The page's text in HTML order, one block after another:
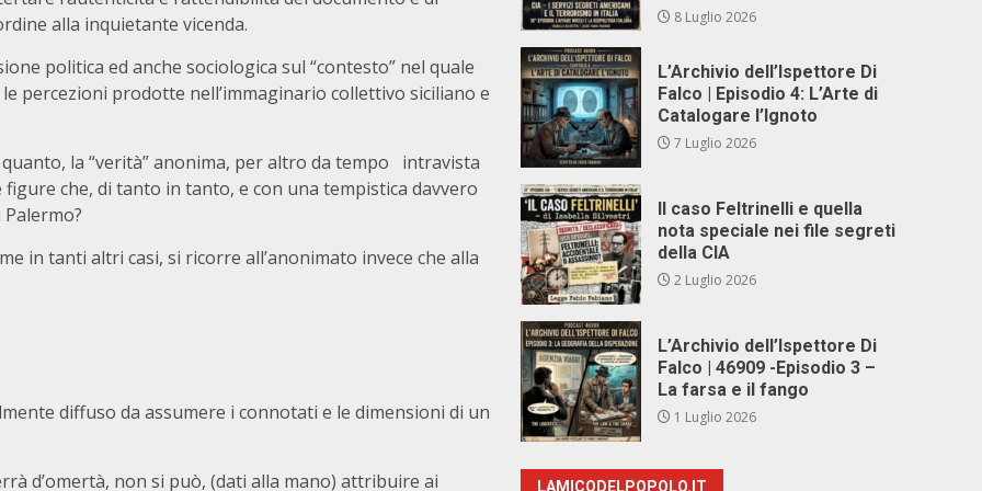
alla inquietante vicenda.
politica ed anche sociologica sul “contesto” nel quale
percezioni prodotte nell’immaginario collettivo siciliano e
la “verità” anonima, per altro da tempo intravista
che, di tanto in tanto, e con una tempistica davvero
in tanti altri casi, si ricorre all’anonimato invece che alla
diffuso da assumere i connotati e le dimensioni di un
d’omertà, non si può, (dati alla mano) attribuire ai
8 Luglio 2026
L’Archivio dell’Ispettore Di
Falco | Episodio 4: L’Arte di
Catalogare l’Ignoto
7 Luglio 2026
Il caso Feltrinelli e quella
nota speciale nei file segreti
della CIA
2 Luglio 2026
L’Archivio dell’Ispettore Di
Falco | 46909 -Episodio 3 –
La farsa e il fango
1 Luglio 2026
LAMICODELPOPOLO.IT